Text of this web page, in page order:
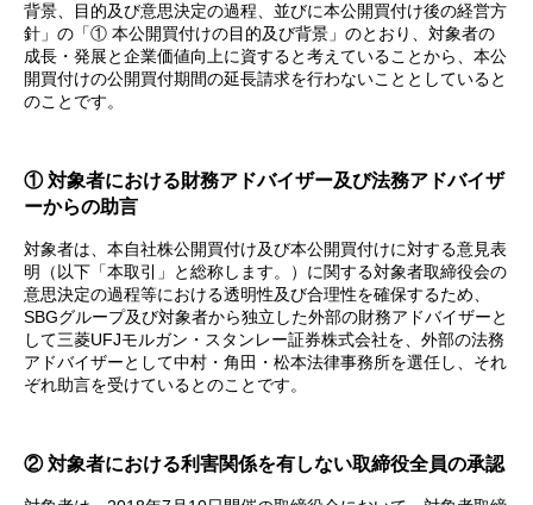
背景、目的及び意思決定の過程、並びに本公開買付け後の経営方
針」の「① 本公開買付けの目的及び背景」のとおり、対象者の
成長・発展と企業価値向上に資すると考えていることから、本公
開買付けの公開買付期間の延長請求を行わないこととしていると
のことです。
① 対象者における財務アドバイザー及び法務アドバイザ
ーからの助言
対象者は、本自社株公開買付け及び本公開買付けに対する意見表
明（以下「本取引」と総称します。）に関する対象者取締役会の
意思決定の過程等における透明性及び合理性を確保するため、
SBGグループ及び対象者から独立した外部の財務アドバイザーと
して三菱UFJモルガン・スタンレー証券株式会社を、外部の法務
アドバイザーとして中村・角田・松本法律事務所を選任し、それ
ぞれ助言を受けているとのことです。
② 対象者における利害関係を有しない取締役全員の承認